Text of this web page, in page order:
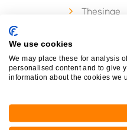
Thesinge
We use cookies
We may place these for analysis
personalised content and to give
information about the cookies we